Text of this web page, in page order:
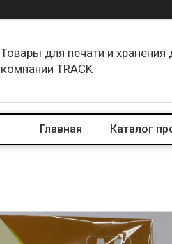
Товары для печати и хранения
компании TRACK
Главная Каталог